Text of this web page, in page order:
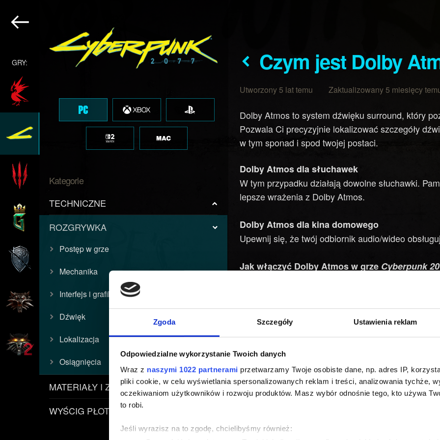
Zgoda Szczegóły Ustawienia reklam
Odpowiedzialne wykorzystanie Twoich danych
Wraz z naszymi 1022 partnerami przetwarzamy Twoje osobiste dane, np. adres IP,
pliki cookie, w celu wyświetlania spersonalizowanych reklam i treści, analizowania tychże,
oczekiwaniom użytkowników i rozwoju produktów. Masz wybór odnośnie tego, kto używa
to robi.
Jeśli wyrazisz na to zgodę, chcielibyśmy również:
GRY:
Kategorie
TECHNICZNE
ROZGRYWKA
Postęp w grze
Mechanika
Interfejs i grafika
Dźwięk
Lokalizacja
Osiągnięcia
MATERIAŁY I ZASADY
WYŚCIG PŁOTKI
Czym jest Dolby
Utworzony 5 lat temu Zaktualizowany 5 miesięcy
Dolby Atmos to system dźwięku surround, który
Pozwala Ci precyzyjnie lokalizować szczegóły
w tym sponad i spod twojej postaci.
Dolby Atmos dla słuchawek
W tym przypadku działają dowolne słuchawki.
lepsze wrażenia z Dolby Atmos.
Dolby Atmos dla kina domowego
Upewnij się, że twój odbiornik audio/wideo
Jak włączyć Dolby Atmos w grze Cyberpunk
Pobierz aplikację Dolby Access ze sklepu
Otwórz aplikację. Jeśli używasz słuchawek,
bezpłatną wersję testową. Dostęp dla kina
Konfiguracjai podążać za wyświetlanymi
Następnie otwórz
przestrzenny→ wybierz z listy rozwijanejDolby
Atmos dla kina domowego (Home Theater).